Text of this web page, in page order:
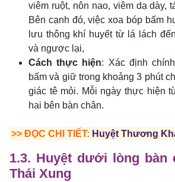
viêm ruột, nôn nao, viêm dạ dày,
Bên cạnh đó, việc xoa bóp bấm
lưu thông khí huyết từ lá lách
và ngược lại,
Cách thực hiện: Xác định
bấm và giữ trong khoảng 3 phút
giác tê mỏi. Mỗi ngày thực hiện
hai bên bàn chân.
>> ĐỌC CHI TIẾT: Huyệt Thương
1.3. Huyệt dưới lòng bàn
Thái Xung